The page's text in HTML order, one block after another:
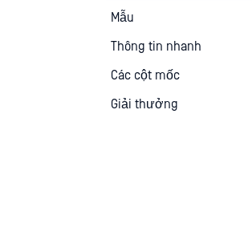
Sản phẩm Thương hiệu
&
Khả năng truy cập
ứng dụng
chính
Điểm
nhấn
Cách sử dụng &
Mẫu
Thông tin nhanh
Các cột mốc
Giải thưởng